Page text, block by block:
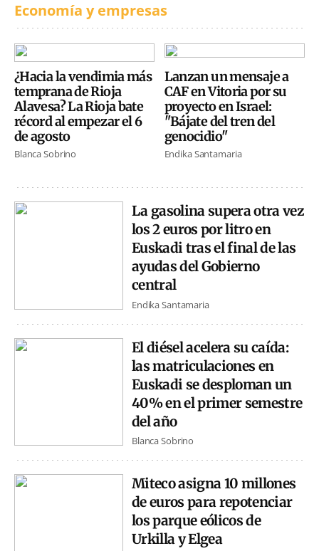
Economía y empresas
¿Hacia la vendimia más
temprana de Rioja
Alavesa? La Rioja bate
récord al empezar el 6
de agosto
Blanca Sobrino
Lanzan un mensaje a
CAF en Vitoria por su
proyecto en Israel:
"Bájate del tren del
genocidio"
Endika Santamaria
La gasolina supera otra vez
los 2 euros por litro en
Euskadi tras el final de las
ayudas del Gobierno
central
Endika Santamaria
El diésel acelera su caída:
las matriculaciones en
Euskadi se desploman un
40% en el primer semestre
del año
Blanca Sobrino
Miteco asigna 10 millones
de euros para repotenciar
los parque eólicos de
Urkilla y Elgea